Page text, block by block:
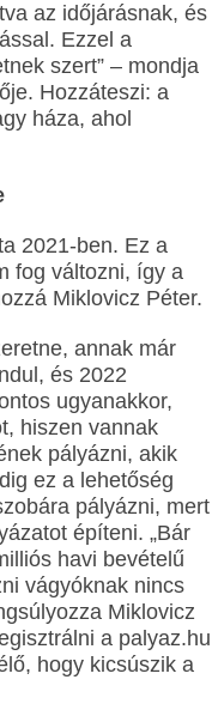
az időjárásnak, és
Ezzel a
szert” – mondja
Hozzáteszi: a
háza, ahol
2021-ben. Ez a
fog változni, így a
Miklovicz Péter.
annak már
és 2022
ugyanakkor,
hiszen vannak
pályázni, akik
ez a lehetőség
pályázni, mert
építeni. „Bár
havi bevételű
vágyóknak nincs
Miklovicz
a palyaz.hu
hogy kicsúszik a